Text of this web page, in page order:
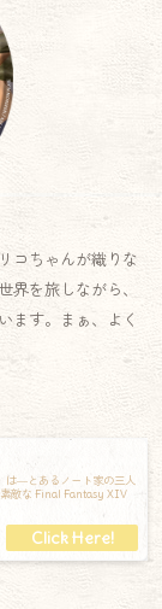
コちゃんが織りな
を旅しながら、
ます。まぁ、よく
は―とあるノート家の三人
敵な Final Fantasy XIV